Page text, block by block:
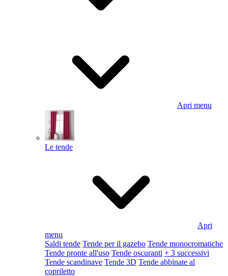
Apri menu
Le tende
Apri
menu
Saldi tende Tende per il gazebo Tende monocromatiche
Tende pronte all'uso Tende oscuranti + 3 successivi
Tende scandinave Tende 3D Tende abbinate al
copriletto